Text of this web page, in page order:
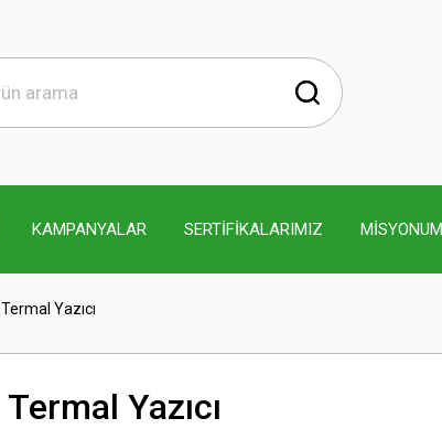
KAMPANYALAR SERTİFİKALARIMIZ
Termal Yazıcı
Termal Yazıcı